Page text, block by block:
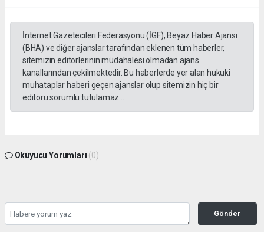
İnternet Gazetecileri Federasyonu (İGF), Beyaz Haber Ajansı
(BHA) ve diğer ajanslar tarafından eklenen tüm haberler,
sitemizin editörlerinin müdahalesi olmadan ajans
kanallarından çekilmektedir. Bu haberlerde yer alan hukuki
muhataplar haberi geçen ajanslar olup sitemizin hiç bir
editörü sorumlu tutulamaz...
Okuyucu Yorumları (0)
Gönder